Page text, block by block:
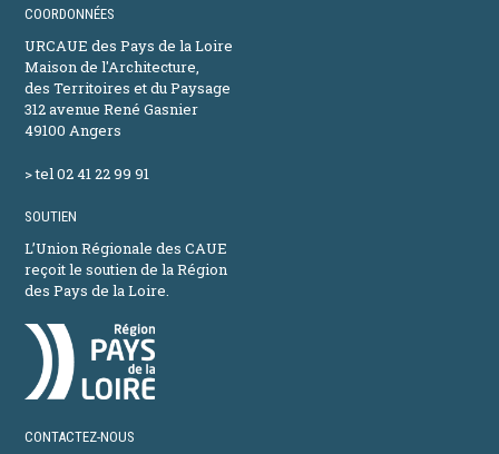
COORDONNÉES
URCAUE des Pays de la Loire
Maison de l'Architecture,
des Territoires et du Paysage
312 avenue René Gasnier
49100 Angers
> tel 02 41 22 99 91
SOUTIEN
L’Union Régionale des CAUE
reçoit le soutien de la Région
des Pays de la Loire.
CONTACTEZ-NOUS